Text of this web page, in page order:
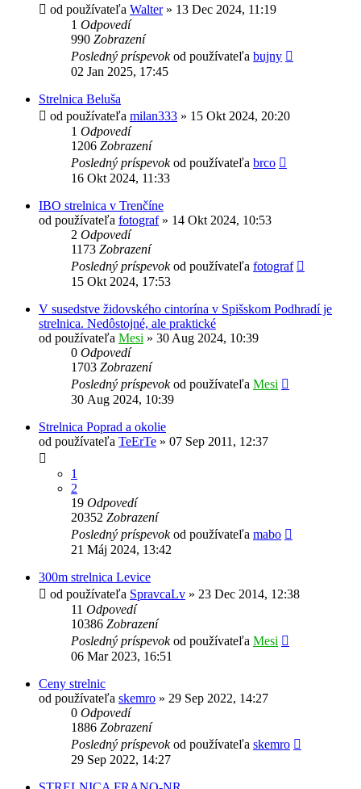
od používateľa Walter» 13 Dec 2024, 11:19
1 Odpovedí
990 Zobrazení
Posledný príspevokod používateľa bujny
02 Jan 2025, 17:45
Strelnica Beluša
od používateľa milan333 » 15 Okt 2024, 20:20
1 Odpovedí
1206 Zobrazení
Posledný príspevokod používateľa brco
16 Okt 2024, 11:33
IBO strelnica v Trenčíne
od používateľa fotograf» 14 Okt 2024, 10:53
2 Odpovedí
1173 Zobrazení
Posledný príspevokod používateľa fotograf
15 Okt 2024, 17:53
V susedstve židovského cintorína v Spišskom Podhradí je
strelnica. Nedôstojné, ale praktické
od používateľa Mesi » 30 Aug 2024, 10:39
0 Odpovedí
1703 Zobrazení
Posledný príspevokod používateľa Mesi
30 Aug 2024, 10:39
Strelnica Poprad a okolie
od používateľa TeErTe » 07 Sep 2011, 12:37
1
2
19 Odpovedí
20352 Zobrazení
Posledný príspevokod používateľa mabo
21 Máj 2024, 13:42
300m strelnica Levice
od používateľa SpravcaLv » 23 Dec 2014, 12:38
11 Odpovedí
10386 Zobrazení
Posledný príspevokod používateľa Mesi
06 Mar 2023, 16:51
Ceny strelnic
od používateľa skemro » 29 Sep 2022, 14:27
0 Odpovedí
1886 Zobrazení
Posledný príspevokod používateľa skemro
29 Sep 2022, 14:27